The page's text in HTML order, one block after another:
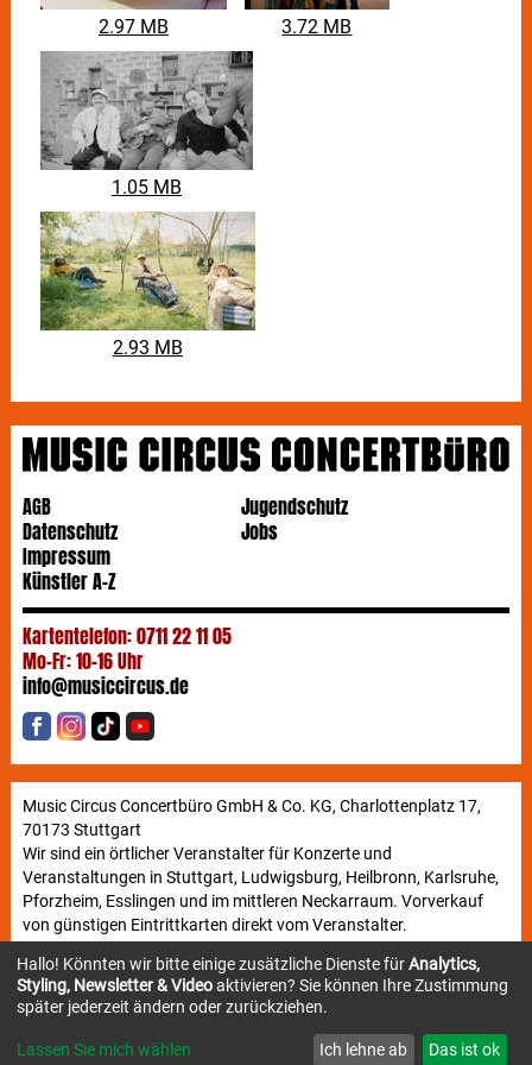
2.97 MB 3.72 MB
1.05 MB
2.93 MB
AGB
Datenschutz
Impressum
Jugendschutz
Jobs
Künstler A-Z
Kartentelefon: 0711 22 11 05
Mo-Fr: 10-16 Uhr
info@musiccircus.de
Music Circus Concertbüro GmbH & Co. KG, Charlottenplatz 17,
70173 Stuttgart
Wir sind ein örtlicher Veranstalter für Konzerte und
Veranstaltungen in Stuttgart, Ludwigsburg, Heilbronn, Karlsruhe,
Pforzheim, Esslingen und im mittleren Neckarraum. Vorverkauf
von günstigen Eintrittkarten direkt vom Veranstalter.
Newsletter
Hallo! Könnten wir bitte einige zusätzliche Dienste fürAnalytics,
Styling, Newsletter & Videoaktivieren? Sie können Ihre Zustimmung
später jederzeit ändern oder zurückziehen.
Lassen Sie mich wählen Ich lehne ab Das ist ok